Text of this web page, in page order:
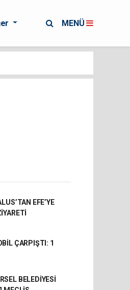
MENÜ
EFE’YE
ÇARPIŞTI: 1
BELEDİYESİ